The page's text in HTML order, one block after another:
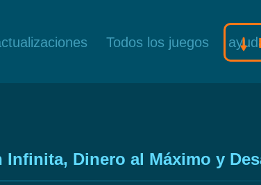
Todos los juegos
Dinero al Máximo y